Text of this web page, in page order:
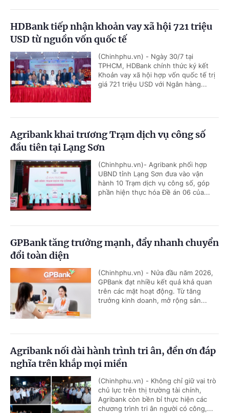
HDBank tiếp nhận khoản vay xã hội 721 triệu
USD từ nguồn vốn quốc tế
(Chinhphu.vn) - Ngày 30/7 tại
TPHCM, HDBank chính thức ký kết
Khoản vay xã hội hợp vốn quốc tế trị
giá 721 triệu USD với Ngân hàng...
Agribank khai trương Trạm dịch vụ công số
đầu tiên tại Lạng Sơn
(Chinhphu.vn)- Agribank phối hợp
UBND tỉnh Lạng Sơn đưa vào vận
hành 10 Trạm dịch vụ công số, góp
phần hiện thực hóa Đề án 06 của...
GPBank tăng trưởng mạnh, đẩy nhanh chuyển
đổi toàn diện
(Chinhphu.vn) - Nửa đầu năm 2026,
GPBank đạt nhiều kết quả khả quan
trên các mặt hoạt động. Từ tăng
trưởng kinh doanh, mở rộng sản...
Agribank nối dài hành trình tri ân, đền ơn đáp
nghĩa trên khắp mọi miền
(Chinhphu.vn) - Không chỉ giữ vai trò
chủ lực trên thị trường tài chính,
Agribank còn bền bỉ thực hiện các
chương trình tri ân người có công,...